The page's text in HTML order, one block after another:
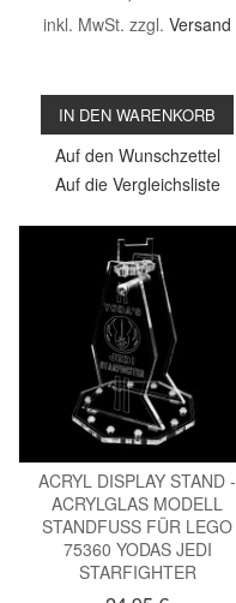
inkl. MwSt. zzgl.Versand
IN DEN WARENKORB
Auf den Wunschzettel
Auf die Vergleichsliste
ACRYL DISPLAY STAND -
ACRYLGLAS MODELL
STANDFUSS FÜR LEGO
75360 YODAS JEDI
STARFIGHTER